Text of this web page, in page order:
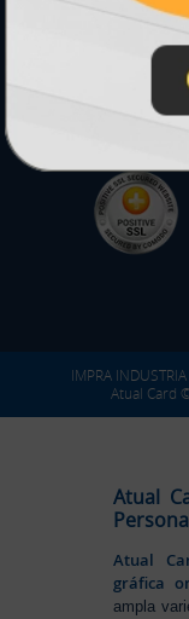
IMPRA
Atual Card
Atual
Atual
gráfica
ampla